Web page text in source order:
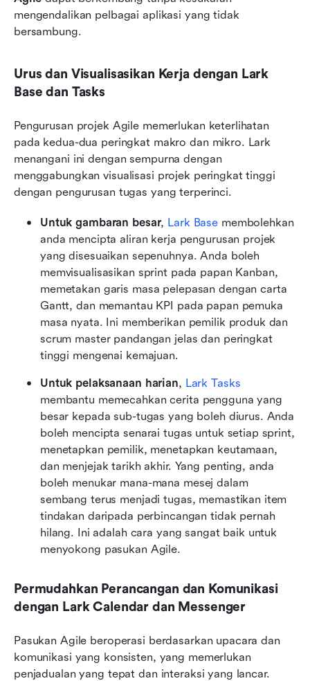
mengendalikan pelbagai aplikasi yang tidak
bersambung.
Urus dan Visualisasikan Kerja dengan Lark
Base dan Tasks
Pengurusan projek Agile memerlukan keterlihatan
pada kedua-dua peringkat makro dan mikro. Lark
menangani ini dengan sempurna dengan
menggabungkan visualisasi projek peringkat tinggi
dengan pengurusan tugas yang terperinci.
Untuk gambaran besar, Lark Base membolehkan
anda mencipta aliran kerja pengurusan projek
yang disesuaikan sepenuhnya. Anda boleh
memvisualisasikan sprint pada papan Kanban,
memetakan garis masa pelepasan dengan carta
Gantt, dan memantau KPI pada papan pemuka
masa nyata. Ini memberikan pemilik produk dan
scrum master pandangan jelas dan peringkat
tinggi mengenai kemajuan.
Untuk pelaksanaan harian, Lark Tasks
membantu memecahkan cerita pengguna yang
besar kepada sub-tugas yang boleh diurus. Anda
boleh mencipta senarai tugas untuk setiap sprint,
menetapkan pemilik, menetapkan keutamaan,
dan menjejak tarikh akhir. Yang penting, anda
boleh menukar mana-mana mesej dalam
sembang terus menjadi tugas, memastikan item
tindakan daripada perbincangan tidak pernah
hilang. Ini adalah cara yang sangat baik untuk
menyokong pasukan Agile.
Permudahkan Perancangan dan Komunikasi
dengan Lark Calendar dan Messenger
Pasukan Agile beroperasi berdasarkan upacara dan
komunikasi yang konsisten, yang memerlukan
penjadualan yang tepat dan interaksi yang lancar.